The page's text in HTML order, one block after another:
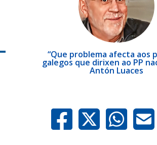
“Que problema afecta aos
galegos que dirixen ao PP
Antón Luaces